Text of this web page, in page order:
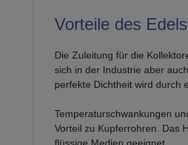
Vorteile des
Die Zuleitung für die
sich in der Industrie aber
perfekte Dichtheit wird durch
Temperaturschwankungen
Vorteil zu Kupferrohren. Das